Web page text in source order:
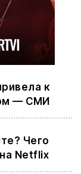
к
— СМИ
Чего
Netflix